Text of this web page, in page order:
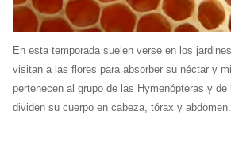
En esta temporada suelen verse en los
visitan a las flores para absorber su néctar y
pertenecen al grupo de las Hymenópteras y
dividen su cuerpo en cabeza, tórax y abdomen.